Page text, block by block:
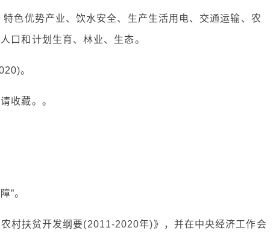
色优势产业、饮水安全、生产生活用电、交通运输、农
口和计划生育、林业、生态。
。
收藏。。
”。
村扶贫开发纲要(2011-2020年)》，并在中央经济工作会